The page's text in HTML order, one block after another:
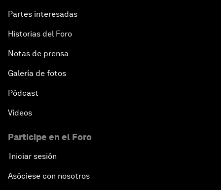
Partes interesadas
Historias del Foro
Notas de prensa
Galería de fotos
Pódcast
Vídeos
Participe en el Foro
Iniciar sesión
Asóciese con nosotros